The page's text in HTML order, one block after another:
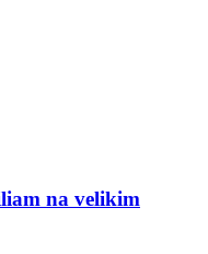
na velikim